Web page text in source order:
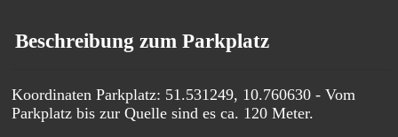
Beschreibung zum Parkplatz
Koordinaten Parkplatz: 51.531249, 10.760630 - Vom
Parkplatz bis zur Quelle sind es ca. 120 Meter.